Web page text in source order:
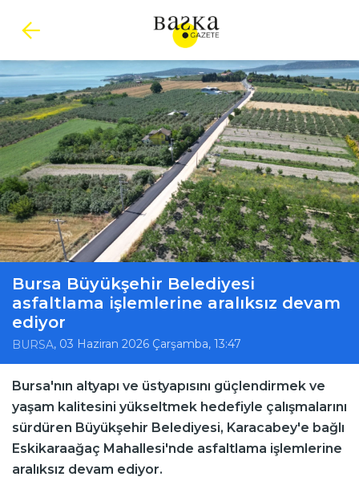
Bursa Büyükşehir Belediyesi
asfaltlama işlemlerine aralıksız devam
ediyor
BURSA, 03 Haziran 2026 Çarşamba, 13:47
Bursa'nın altyapı ve üstyapısını güçlendirmek ve
yaşam kalitesini yükseltmek hedefiyle çalışmalarını
sürdüren Büyükşehir Belediyesi, Karacabey'e bağlı
Eskikaraağaç Mahallesi'nde asfaltlama işlemlerine
aralıksız devam ediyor.